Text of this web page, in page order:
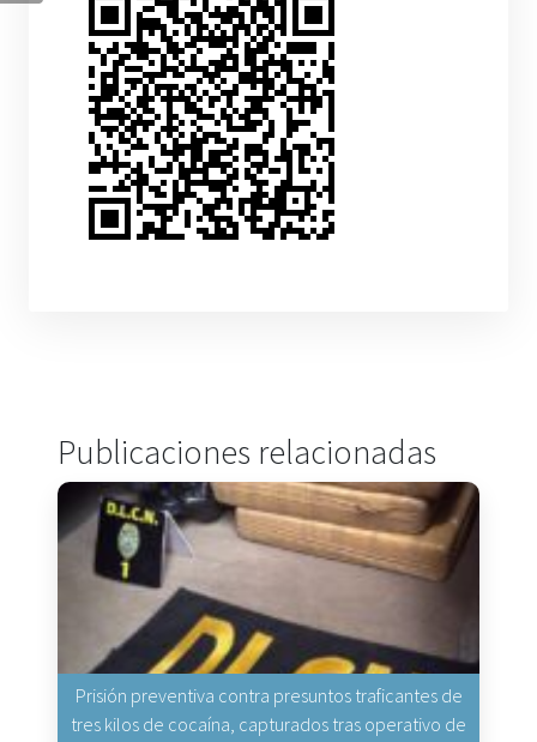
Publicaciones relacionadas
Prisión preventiva contra presuntos traficantes de
tres kilos de cocaína, capturados tras operativo de